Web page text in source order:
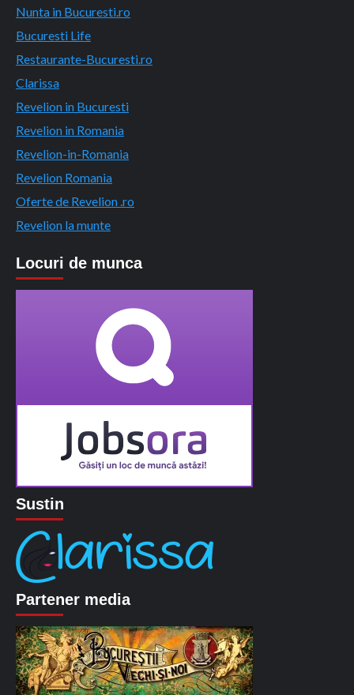
Nunta in Bucuresti.ro
Bucuresti Life
Restaurante-Bucuresti.ro
Clarissa
Revelion in Bucuresti
Revelion in Romania
Revelion-in-Romania
Revelion Romania
Oferte de Revelion .ro
Revelion la munte
Locuri de munca
Sustin
Partener media